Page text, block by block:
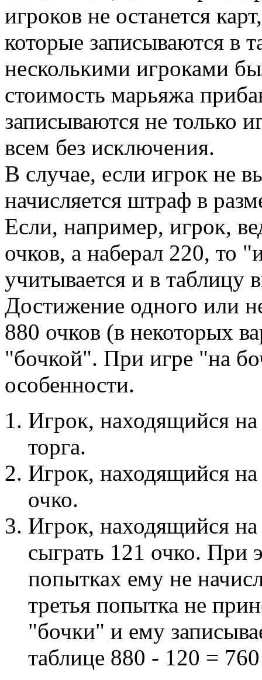
игроков не останется
которые записываются в
несколькими игроками
стоимость марьяжа
записываются не только
всем без исключения.
В случае, если игрок не
начисляется штраф в
Если, например, игрок,
очков, а наберал 220, то
учитывается и в таблицу
Достижение одного или
880 очков (в некоторых
"бочкой". При игре "на
особенности.
Игрок, находящийся
торга.
Игрок, находящийся на
очко.
Игрок, находящийся
сыграть 121 очко. При
попытках ему не
третья попытка не
"бочки" и ему
таблице 880 - 120 =